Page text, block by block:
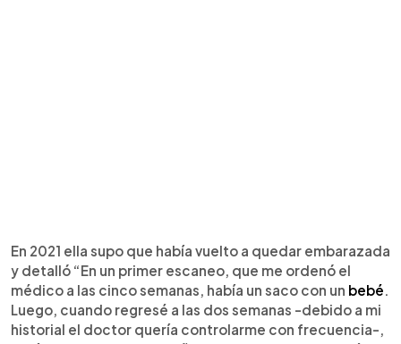
En 2021 ella supo que había vuelto a quedar embarazada
y detalló “En un primer escaneo, que me ordenó el
médico a las cinco semanas, había un saco con un bebé.
Luego, cuando regresé a las dos semanas -debido a mi
historial el doctor quería controlarme con frecuencia-,